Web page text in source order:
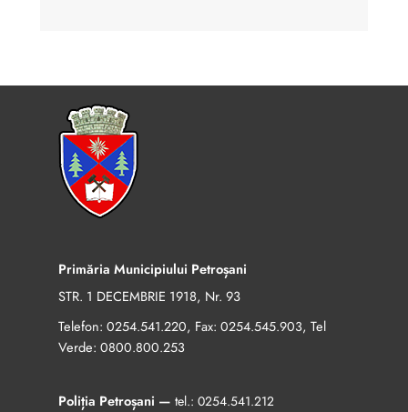
Primăria Municipiului Petroșani
STR. 1 DECEMBRIE 1918, Nr. 93
Telefon: 0254.541.220, Fax: 0254.545.903, Tel
Verde: 0800.800.253
Poliția Petroșani — tel.: 0254.541.212